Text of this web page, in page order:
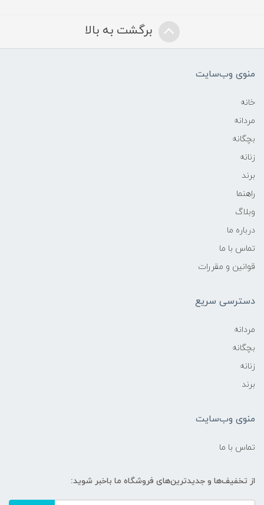
برگشت به بالا
منوی وب‌سایت
خانه
مردانه
بچگانه
زنانه
برند
راهنما
وبلاگ
درباره ما
تماس با ما
قوانین و مقررات
دسترسی سریع
مردانه
بچگانه
زنانه
برند
منوی وب‌سایت
تماس با ما
از تخفیف‌ها و جدیدترین‌های فروشگاه ما باخبر شوید: